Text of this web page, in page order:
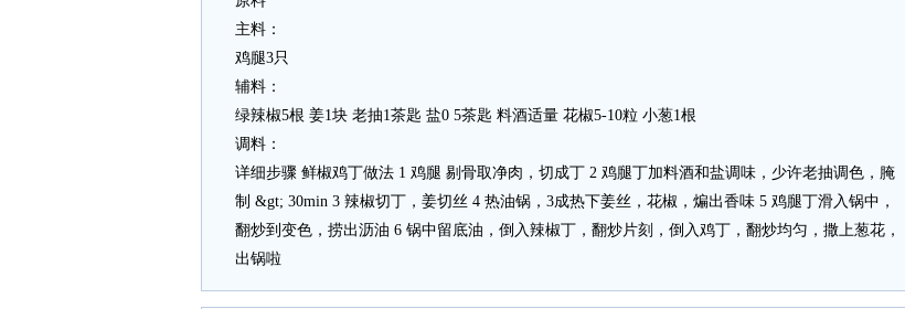
主料：
鸡腿3只
辅料：
绿辣椒5根 姜1块 老抽1茶匙 盐0 5茶匙 料酒适量 花椒5-10粒 小葱1根
调料：
详细步骤 鲜椒鸡丁做法 1 鸡腿 剔骨取净肉，切成丁 2 鸡腿丁加料酒和盐调味，少许老抽调色，腌
制 &gt; 30min 3 辣椒切丁，姜切丝 4 热油锅，3成热下姜丝，花椒，煸出香味 5 鸡腿丁滑入锅中，
翻炒到变色，捞出沥油 6 锅中留底油，倒入辣椒丁，翻炒片刻，倒入鸡丁，翻炒均匀，撒上葱花，
出锅啦